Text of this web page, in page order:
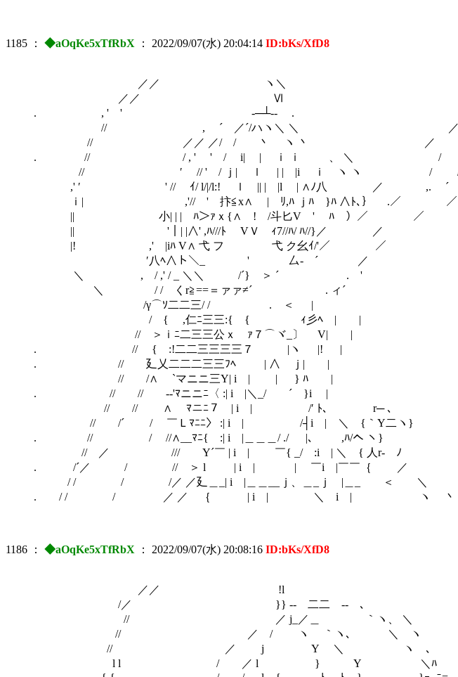
1185 ： ◆aOqKe5xTfRbX ： 2022/09/07(水) 20:04:14 ID:bKs/XfD8
／／ ヽ＼
／／ Ⅵ ／／
. , ' ' -─┴‐- . ／／
// , ´ ／´/ハヽ＼ ＼ ／
// ／／ ／/ / 丶 ヽ 丶
. // / , ' ' / i| | ｉ ｉ 、 ＼ / ,
// ′ // ' / ｊ| ｌ | | |i ｉ ヽ ヽ / /
,' ′ ' // ｲ/ l/|/l:! ｌ || | |l | ∧ﾉ八 ／ ,. ´
ｉ| ,'// ' 抃≦x∧ | ﾘ,ﾊ ｊﾊ }ﾊ ∧ﾄ､｝ .／ ／
|| 小| | | ﾊ＞ｧｘ{∧ ! /斗匕V ' ﾊ ）／ ／
|| '｜| |∧' ,ﾊ///ﾄ VＶ ｨ7//ﾊ/ ﾊ//}／ ／
|! ,' |iﾊ V∧ 弋 フ 弋 ク幺ｲ/'／ ／ さーて、
′八ﾍ∧ト＼_ ' 厶‐ ´
＼ , / ,' / _ ＼＼ /´} ＞ ´ . ' 今日は何個
＼ / / くr≧==＝ァァ≠´ . ィ´
/γ⌒ｿ二二三/ / . ＜ |
/ { ,仁ﾆ三三:{ { ｨ彡ﾍ | |
// ＞ｉﾆ二三三公ｘゝｧ７⌒ヾ_〕 V| |
. // { :!二二三三三三７ |ヽ |! |
. // 廴乂二二二三三ﾌﾍ | ∧ ｊ| |
// /∧ `マニニ三Y| i | | } ﾊ |
. // // ゝ--'ﾏニニﾆ〈 :| i |＼_/ ´ }i |
// // ∧ ﾏニﾆ７ | i | /′ ﾄ､ r─ ､
// /´ / ￣Ｌﾏﾆﾆ〉 :| i | /┤i | ＼ {｀Y二ヽ}
. // / //∧__ﾏﾆ{ :| i |＿＿＿/ ./ |、 ,ﾊ/へ ヽ}
// ／ /// Y´￣ | i | ￣{ _/ :i | ＼ { 人r‐ ﾉ
. /´／ / // ＞ l | i | | ￣i |￣￣｛ ／
/ / / /／ ／廴＿_| i |＿＿__ｊ、＿_ｊ |＿_ ＜ ＼
. / / / ／ ／ ｛ | i | ＼ i | ヽ 丶
1186 ： ◆aOqKe5xTfRbX ： 2022/09/07(水) 20:08:16 ID:bKs/XfD8
／／ !l
/／ }} -‐ 二二 ‐- ､
// ／ j_／＿ ｀ヽ、 ＼
// ／ / ヽ ｀ヽ､ ＼ ヽ
// ／ j Y ＼ ヽ ､
l l / ／ l } Y ＼ﾊ